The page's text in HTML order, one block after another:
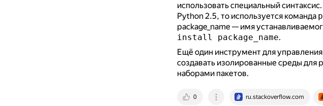
использовать специальный синтаксис.
Python 2.5, то используется команда
package_name — имя
install package_name.
Ещё один инструмент для
создавать изолированные среды для
наборами пакетов.
0 ru.stackoverflow.com